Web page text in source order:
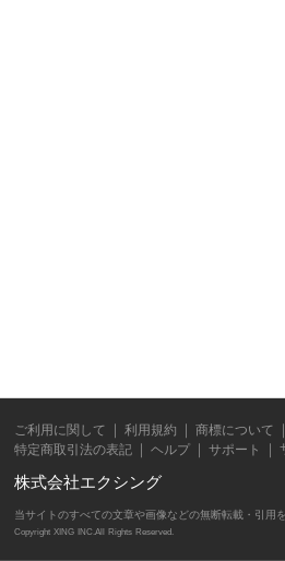
ご利用に関して 利用規約 商標について
特定商取引法の表記
ヘルプ サポート
株式会社エクシング
当サイトのすべての文章や画像などの無断転載・引用
Copyright XING INC.All Rights Reserved.